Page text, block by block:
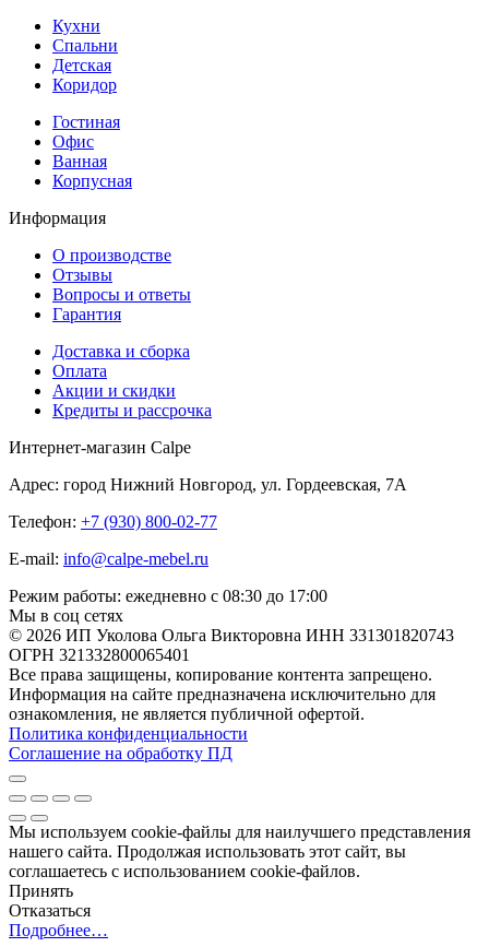
Кухни
Спальни
Детская
Коридор
Гостиная
Офис
Ванная
Корпусная
Информация
О производстве
Отзывы
Вопросы и ответы
Гарантия
Доставка и сборка
Оплата
Акции и скидки
Кредиты и рассрочка
Интернет-магазин Calpe
Адрес: город Нижний Новгород, ул. Гордеевская, 7А
Телефон: +7 (930) 800-02-77
E-mail: info@calpe-mebel.ru
Режим работы: ежедневно с 08:30 до 17:00
Мы в соц сетях
© 2026 ИП Уколова Ольга Викторовна ИНН 331301820743
ОГРН 321332800065401
Все права защищены, копирование контента запрещено.
Информация на сайте предназначена исключительно для
ознакомления, не является публичной офертой.
Политика конфиденциальности
Соглашение на обработку ПД
Мы используем cookie-файлы для наилучшего представления
нашего сайта. Продолжая использовать этот сайт, вы
соглашаетесь с использованием cookie-файлов.
Принять
Отказаться
Подробнее…